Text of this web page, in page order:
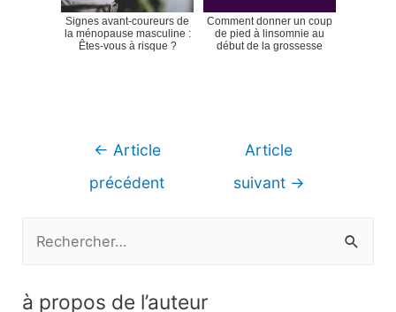
Signes avant-coureurs de
la ménopause masculine :
Êtes-vous à risque ?
Comment donner un coup
de pied à linsomnie au
début de la grossesse
Navigation
← Article
précédent
Article
suivant →
à propos de l’auteur